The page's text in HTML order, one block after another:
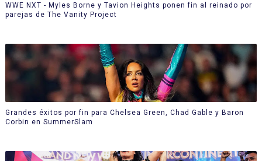
WWE NXT - Myles Borne y Tavion Heights ponen fin al reinado por
parejas de The Vanity Project
Grandes éxitos por fin para Chelsea Green, Chad Gable y Baron
Corbin en SummerSlam